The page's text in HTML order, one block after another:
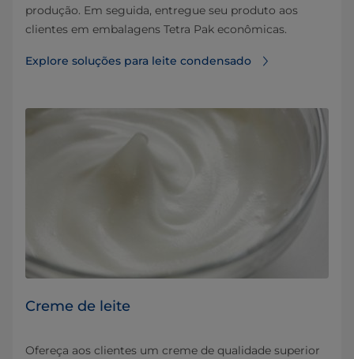
produção. Em seguida, entregue seu produto aos
clientes em embalagens Tetra Pak econômicas.
Explore soluções para leite condensado
Creme de leite
Ofereça aos clientes um creme de qualidade superior